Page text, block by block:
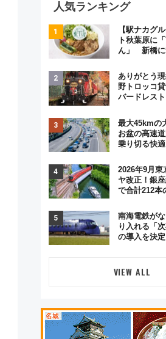
人気ランキング
【駅ナカグ
ト秋葉原に
ん」 新橋に
オムライス
まご」新グ
【2026年8月
ありがとう
野トロッコ
バードレス
原トシヒロ
日「京都の
ー」開催
最大45kmの
お盆の高速
乗り切る快
2026年9月東
ヤ改正！銀
で合計212本
南海電鉄が
り入れる「
の導入を決
VIEW ALL